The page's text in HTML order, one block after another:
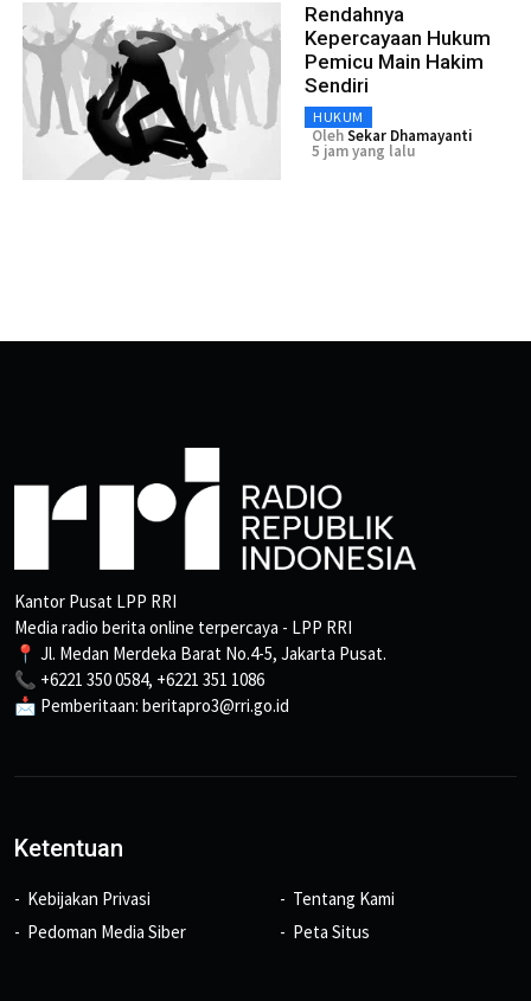
Rendahnya
Kepercayaan Hukum
Pemicu Main Hakim
Sendiri
HUKUM
OlehSekar Dhamayanti
5 jam yang lalu
Kantor Pusat LPP RRI
Media radio berita online terpercaya - LPP RRI
📍 Jl. Medan Merdeka Barat No.4-5, Jakarta Pusat.
📞 +6221 350 0584, +6221 351 1086
📩 Pemberitaan: beritapro3@rri.go.id
Ketentuan
Kebijakan Privasi
Pedoman Media Siber
Tentang Kami
Peta Situs